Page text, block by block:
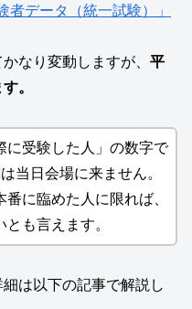
者データ（統一試験）」
なり変動しますが、 平
。
に受験した人」の数字で
当日会場に来ません。
に臨めた人に限れば、
も言えます。
は以下の記事で解説し